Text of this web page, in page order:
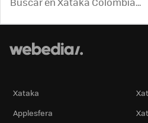
Xataka
Applesfera